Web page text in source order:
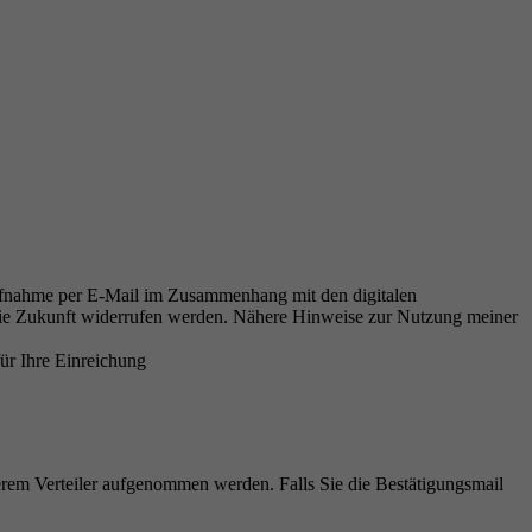
per E-Mail im Zusammenhang mit den digitalen
Zukunft widerrufen werden. Nähere Hinweise zur Nutzung meiner
Ihre Einreichung
Verteiler aufgenommen werden. Falls Sie die Bestätigungsmail